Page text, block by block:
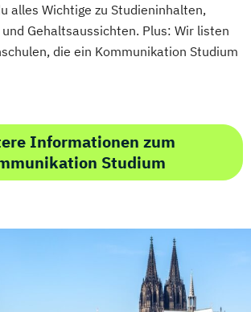
alles Wichtige zu Studieninhalten,
Gehaltsaussichten. Plus: Wir listen
die ein Kommunikation Studium
Informationen zum
Studium